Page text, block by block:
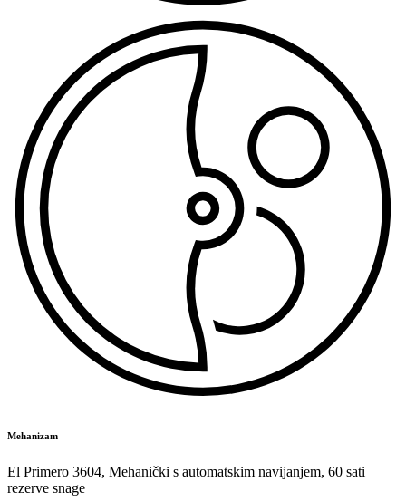
Mehanizam
El Primero 3604, Mehanički s automatskim navijanjem, 60 sati
rezerve snage